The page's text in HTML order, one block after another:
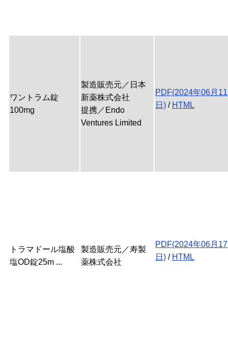
ワントラム錠
100mg
製造販売元／日本
新薬株式会社
提携／Endo
Ventures Limited
PDF(2024年06月11
日) / HTML
トラマドール塩酸
塩OD錠25m ...
製造販売元／寿製
薬株式会社
PDF(2024年06月17
日) / HTML